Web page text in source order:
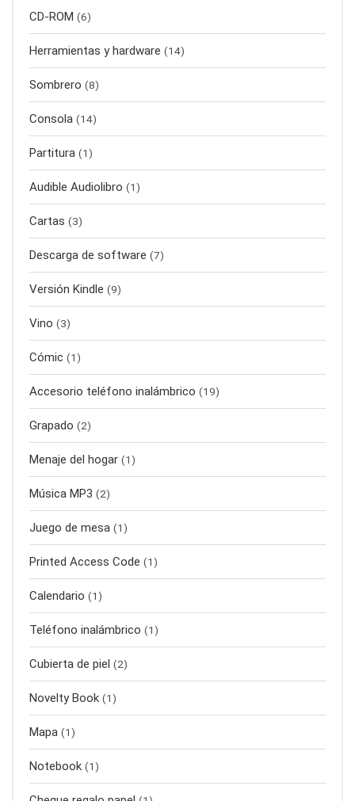
CD-ROM (6)
Herramientas y hardware (14)
Sombrero (8)
Consola (14)
Partitura (1)
Audible Audiolibro (1)
Cartas (3)
Descarga de software (7)
Versión Kindle (9)
Vino (3)
Cómic (1)
Accesorio teléfono inalámbrico (19)
Grapado (2)
Menaje del hogar (1)
Música MP3 (2)
Juego de mesa (1)
Printed Access Code (1)
Calendario (1)
Teléfono inalámbrico (1)
Cubierta de piel (2)
Novelty Book (1)
Mapa (1)
Notebook (1)